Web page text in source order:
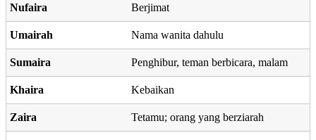
Nufaira Berjimat
Umairah Nama wanita dahulu
Sumaira Penghibur, teman berbicara, malam
Khaira Kebaikan
Zaira Tetamu; orang yang berziarah